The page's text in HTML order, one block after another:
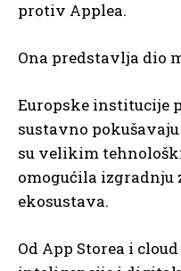
protiv Applea.
Ona predstavlja dio
Europske institucije
sustavno
su velikim
omogućila
ekosustava.
Od App Storea i